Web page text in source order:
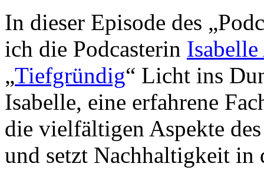
In dieser Episode des
ich die Podcasterin
„Tiefgründig“ Licht ins
Isabelle, eine erfahrene
die vielfältigen Aspekte
und setzt Nachhaltigkeit in